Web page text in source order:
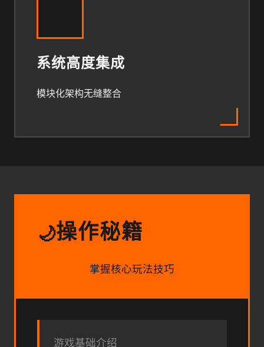
系统高度集成
模块化架构无缝整合
🌙操作秘籍
掌握核心玩法技巧
游戏基础介绍